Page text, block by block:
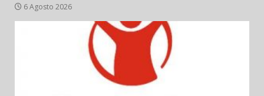
6 Agosto 2026